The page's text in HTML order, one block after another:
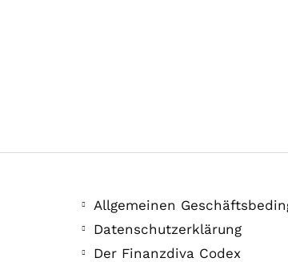
Allgemeinen
Datenschutzerklärung
Der Finanzdiva Codex